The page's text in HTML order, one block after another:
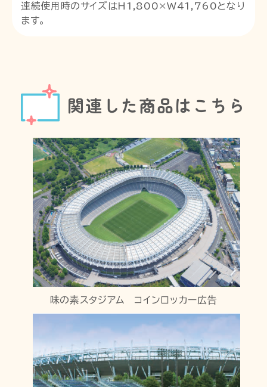
連続使用時のサイズはH1,800×W41,760となり
ます。
関連した商品はこちら
味の素スタジアム コインロッカー広告